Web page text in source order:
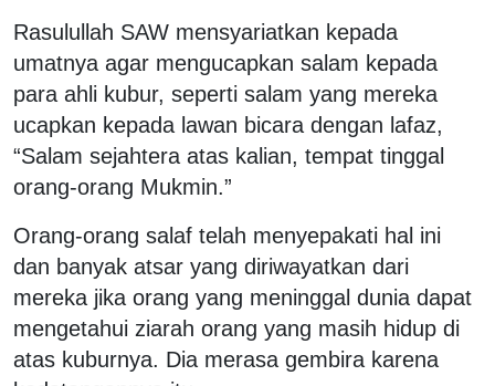
Rasulullah SAW mensyariatkan kepada
umatnya agar mengucapkan salam kepada
para ahli kubur, seperti salam yang mereka
ucapkan kepada lawan bicara dengan lafaz,
“Salam sejahtera atas kalian, tempat tinggal
orang-orang Mukmin.”
Orang-orang salaf telah menyepakati hal ini
dan banyak atsar yang diriwayatkan dari
mereka jika orang yang meninggal dunia dapat
mengetahui ziarah orang yang masih hidup di
atas kuburnya. Dia merasa gembira karena